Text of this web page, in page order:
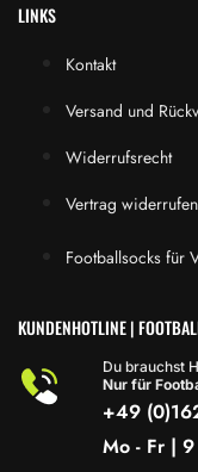
LINKS
Kontakt
Versand und
Widerrufsrecht
Vertrag widerrufen
Footballsocks für
KUNDENHOTLINE |
Du brauchst
Nur für
+49
Mo - Fr |